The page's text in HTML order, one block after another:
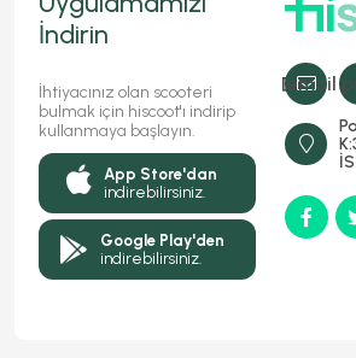
[email
İndirin
İhtiyacınız olan scooteri
bulmak için hiscoot'ı indirip
kullanmaya başlayın.
App Store'dan
indirebilirsiniz.
Google Play'den
indirebilirsiniz.